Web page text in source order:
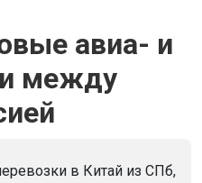
авиа- и
между
в Китай из СПб,